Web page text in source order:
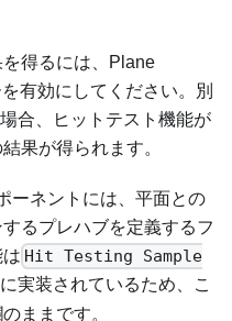
得るには、Plane
有効にしてください。別
合、ヒットテスト機能が
果が得られます。
ーネントには、平面との
るプレハブを定義するフ
Hit Testing Sample
実装されているため、こ
ままです。